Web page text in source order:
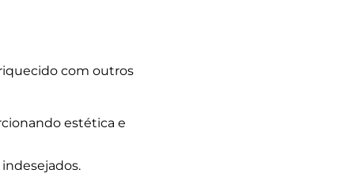
com outros
estética e